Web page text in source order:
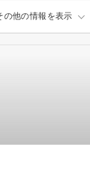
の他の情報を表示